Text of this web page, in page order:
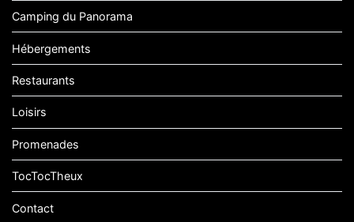
Camping du Panorama
Hébergements
Restaurants
Loisirs
Promenades
TocTocTheux
Contact